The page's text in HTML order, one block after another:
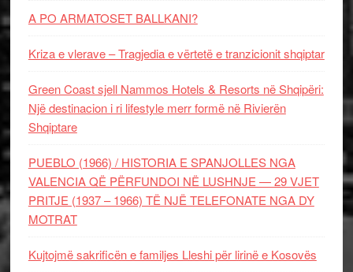
A PO ARMATOSET BALLKANI?
Kriza e vlerave – Tragjedia e vërtetë e tranzicionit shqiptar
Green Coast sjell Nammos Hotels & Resorts në Shqipëri:
Një destinacion i ri lifestyle merr formë në Rivierën
Shqiptare
PUEBLO (1966) / HISTORIA E SPANJOLLES NGA
VALENCIA QË PËRFUNDOI NË LUSHNJE — 29 VJET
PRITJE (1937 – 1966) TË NJË TELEFONATE NGA DY
MOTRAT
Kujtojmë sakrificën e familjes Lleshi për lirinë e Kosovës